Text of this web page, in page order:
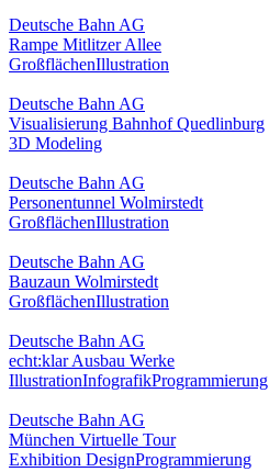
Deutsche Bahn AG
Rampe Mitlitzer Allee
GroßflächenIllustration
Deutsche Bahn AG
Visualisierung Bahnhof Quedlinburg
3D Modeling
Deutsche Bahn AG
Personentunnel Wolmirstedt
GroßflächenIllustration
Deutsche Bahn AG
Bauzaun Wolmirstedt
GroßflächenIllustration
Deutsche Bahn AG
echt:klar Ausbau Werke
IllustrationInfografikProgrammierung
Deutsche Bahn AG
München Virtuelle Tour
Exhibition DesignProgrammierung